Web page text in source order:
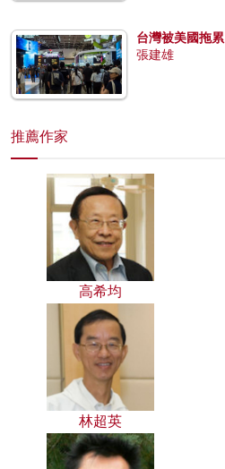
台灣被美國拖累
張建雄
推薦作家
高希均
林超英